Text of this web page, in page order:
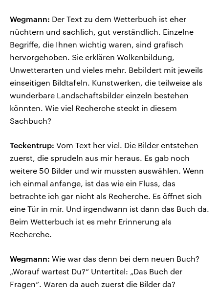
Wegmann: Der Text zu dem Wetterbuch ist eher
nüchtern und sachlich, gut verständlich. Einzelne
Begriffe, die Ihnen wichtig waren, sind grafisch
hervorgehoben. Sie erklären Wolkenbildung,
Unwetterarten und vieles mehr. Bebildert mit jeweils
einseitigen Bildtafeln. Kunstwerken, die teilweise als
wunderbare Landschaftsbilder einzeln bestehen
könnten. Wie viel Recherche steckt in diesem
Sachbuch?
Teckentrup: Vom Text her viel. Die Bilder entstehen
zuerst, die sprudeln aus mir heraus. Es gab noch
weitere 50 Bilder und wir mussten auswählen. Wenn
ich einmal anfange, ist das wie ein Fluss, das
betrachte ich gar nicht als Recherche. Es öffnet sich
eine Tür in mir. Und irgendwann ist dann das Buch da.
Beim Wetterbuch ist es mehr Erinnerung als
Recherche.
Wegmann: Wie war das denn bei dem neuen Buch?
„Worauf wartest Du?“ Untertitel: „Das Buch der
Fragen“. Waren da auch zuerst die Bilder da?